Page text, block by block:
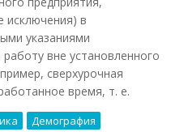
исключения) в
указаниями
вне установленного
сверхурочная
время, т. е.
Демография